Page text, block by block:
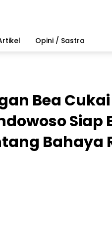
Opini / Sastra
Bea
Siap
Bahaya